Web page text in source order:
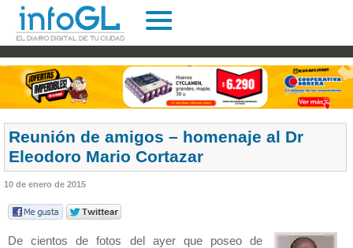
Reunión de amigos – homenaje al Dr
Eleodoro Mario Cortazar
10 de enero de 2015
De cientos de fotos del ayer que poseo de